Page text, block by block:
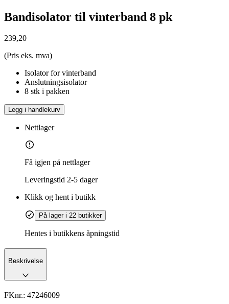
Bandisolator til vinterband 8 pk
239,20
(Pris eks. mva)
Isolator for vinterband
Anslutningsisolator
8 stk i pakken
Legg i handlekurv
Nettlager
Få igjen på nettlager
Leveringstid 2-5 dager
Klikk og hent i butikk
På lager i 22 butikker
Hentes i butikkens åpningstid
Beskrivelse
FKnr.: 47246009